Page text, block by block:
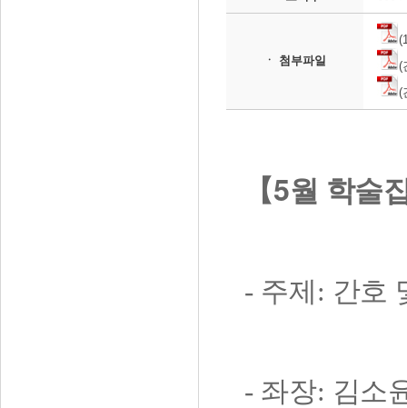
ㆍ 첨부파일
(
(
【5월 학술
- 주제 : 간호
- 좌장: 김소